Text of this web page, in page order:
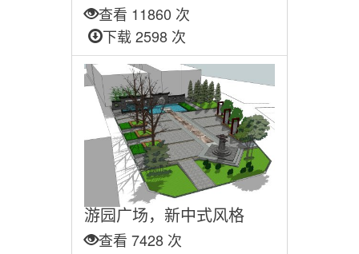
查看 11860 次
下载 2598 次
游园广场，新中式风格
查看 7428 次